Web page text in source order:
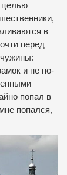
целью
в
перед
и не по-
попал в
попался,